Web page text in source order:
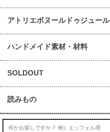
アトリエボヌールドゥジュール
ハンドメイド素材・材料
SOLDOUT
読みもの